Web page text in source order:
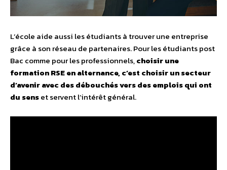
L’école aide aussi les étudiants à trouver une entreprise
grâce à son réseau de partenaires. Pour les étudiants post
Bac comme pour les professionnels,choisir une
formation RSE en alternance, c’est choisir un secteur
d’avenir avec des débouchés vers des emplois qui ont
du senset servent l’intérêt général.